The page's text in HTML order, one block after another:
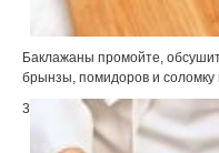
Баклажаны промойте,
брынзы, помидоров и соломку
3